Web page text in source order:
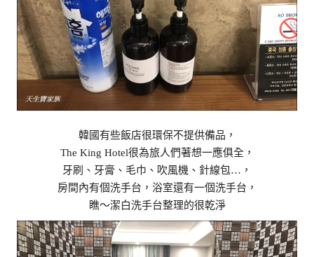
韓國有些飯店很環保不提供備品，
The King Hotel很為旅人們著想一應俱全，
牙刷、牙膏、毛巾、吹風機、針線包…，
房間內有個洗手台，浴室還有一個洗手台，
瞧～潔白洗手台整理的很乾淨